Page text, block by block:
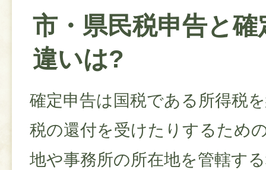
市・県民税申告と確
違いは?
確定申告は国税である所得税
税の還付を受けたりするため
地や事務所の所在地を管轄す